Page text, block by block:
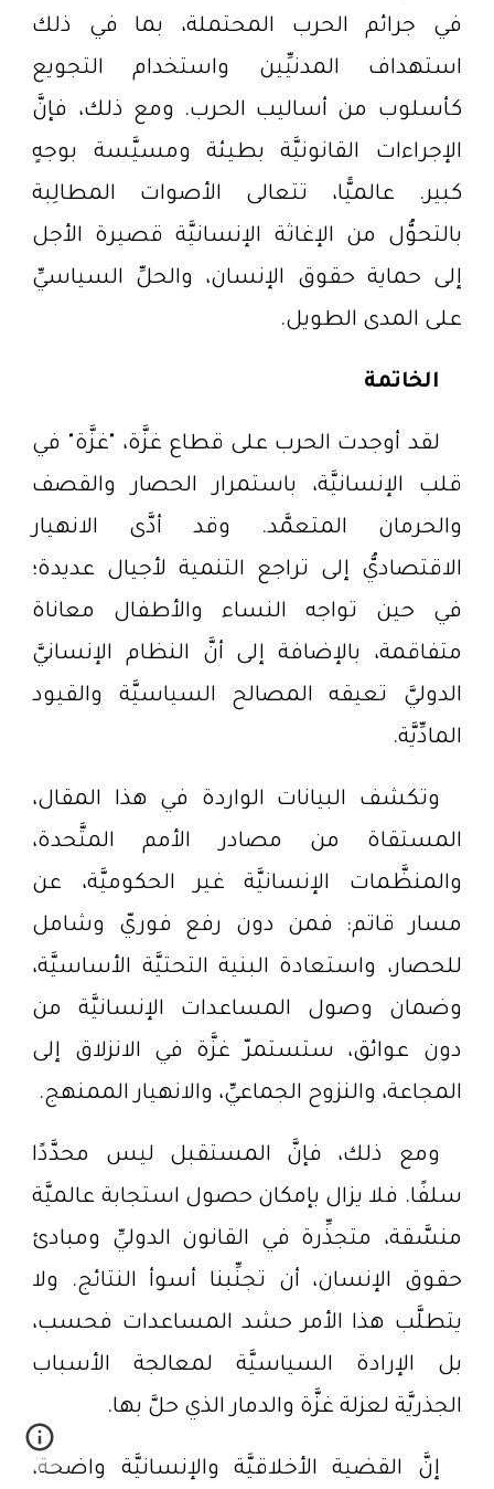
في جرائم الحرب المحتملة، بما في ذلك
استهداف المدنيِّين واستخدام التجويع
كأسلوب من أساليب الحرب. ومع ذلك، فإنَّ
الإجراءات القانونيَّة بطيئة ومسيَّسة بوجهٍ
كبير. عالميًّا، تتعالى الأصوات المطالِبة
بالتحوُّل من الإغاثة الإنسانيَّة قصيرة الأجل
إلى حماية حقوق الإنسان، والحلِّ السياسيِّ
على المدى الطويل.
الخاتمة
لقد أوجدت الحرب على قطاع غزَّة، "غزَّة" في
قلب الإنسانيَّة، باستمرار الحصار والقصف
والحرمان المتعمَّد. وقد أدَّى الانهيار
الاقتصاديُّ إلى تراجع التنمية لأجيال عديدة؛
في حين تواجه النساء والأطفال معاناة
متفاقمة، بالإضافة إلى أنَّ النظام الإنسانيَّ
الدوليَّ تعيقه المصالح السياسيَّة والقيود
المادِّيَّة.
وتكشف البيانات الواردة في هذا المقال،
المستقاة من مصادر الأمم المتَّحدة،
والمنظَّمات الإنسانيَّة غير الحكوميَّة، عن
مسار قاتم: فمن دون رفع فوريّ وشامل
للحصار، واستعادة البنية التحتيَّة الأساسيَّة،
وضمان وصول المساعدات الإنسانيَّة من
دون عوائق، ستستمرّ غزَّة في الانزلاق إلى
المجاعة، والنزوح الجماعيِّ، والانهيار الممنهج.
ومع ذلك، فإنَّ المستقبل ليس محدَّدًا
سلفًا. فلا يزال بإمكان حصول استجابة عالميَّة
منسَّقة، متجذِّرة في القانون الدوليِّ ومبادئ
حقوق الإنسان، أن تجنِّبنا أسوأ النتائج. ولا
يتطلَّب هذا الأمر حشد المساعدات فحسب،
بل الإرادة السياسيَّة لمعالجة الأسباب
الجذريَّة لعزلة غزَّة والدمار الذي حلَّ بها.
إنَّ القضية الأخلاقيَّة والإنسانيَّة واضحة،